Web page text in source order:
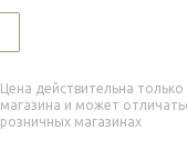
Цена действительна
магазина и может
розничных магазинах